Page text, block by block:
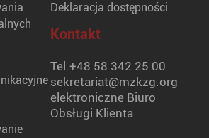
Deklaracja dostępności
Kontakt
Tel.+48 58 342 25 00
sekretariat@mzkzg.org
elektroniczne Biuro
Obsługi Klienta